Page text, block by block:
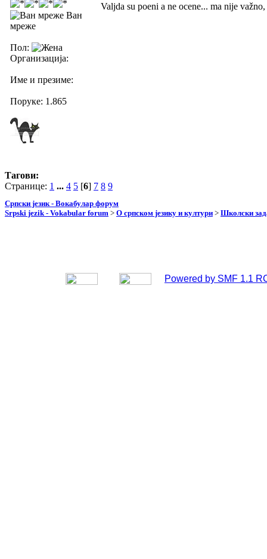
Ван
мреже
Пол:
Организација:
Име и презиме:
Поруке: 1.865
Valjda su poeni a ne ocene... ma nije
Тагови:
Странице: 1 ... 4 5 [6] 7 8 9
Српски језик - Вокабулар форум
Srpski jezik - Vokabular forum > О српском језику и култури > Школски
Powered by SMF 1.1